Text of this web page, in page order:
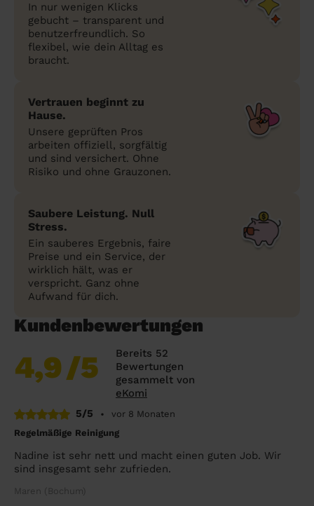
In nur wenigen Klicks
gebucht – transparent und
benutzerfreundlich. So
flexibel, wie dein Alltag es
braucht.
Vertrauen beginnt zu
Hause.
Unsere geprüften Pros
arbeiten offiziell, sorgfältig
und sind versichert. Ohne
Risiko und ohne Grauzonen.
Saubere Leistung. Null
Stress.
Ein sauberes Ergebnis, faire
Preise und ein Service, der
wirklich hält, was er
verspricht. Ganz ohne
Aufwand für dich.
Kundenbewertungen
4,9/5
Bereits 52
Bewertungen
gesammelt von
eKomi
5/5
•
vor 8 Monaten
Regelmäßige Reinigung
Nadine ist sehr nett und macht einen guten Job. Wir
sind insgesamt sehr zufrieden.
Maren (Bochum)